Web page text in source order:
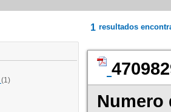
(1)
1 resultados
Numero